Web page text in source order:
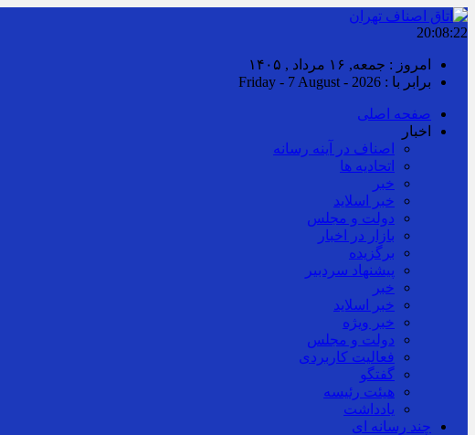
20:08:23
امروز : جمعه, ۱۶ مرداد , ۱۴۰۵
برابر با : Friday - 7 August - 2026
صفحه اصلی
اخبار
اصناف در آینه رسانه
اتحادیه ها
خبر
خبر اسلايد
دولت و مجلس
بازار در اخبار
برگزیده
پیشنهاد سردبیر
خبر
خبر اسلايد
خبر ویژه
دولت و مجلس
فعالیت کاربردی
گفتگو
هیئت رئیسه
یادداشت
چند رسانه ای